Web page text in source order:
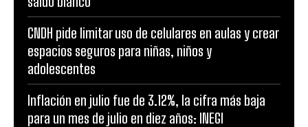
CNDH pide limitar uso de celulares en aulas y crear
espacios seguros para niñas, niños y
adolescentes
Inflación en julio fue de 3.12%, la cifra más baja
para un mes de julio en diez años: INEGI